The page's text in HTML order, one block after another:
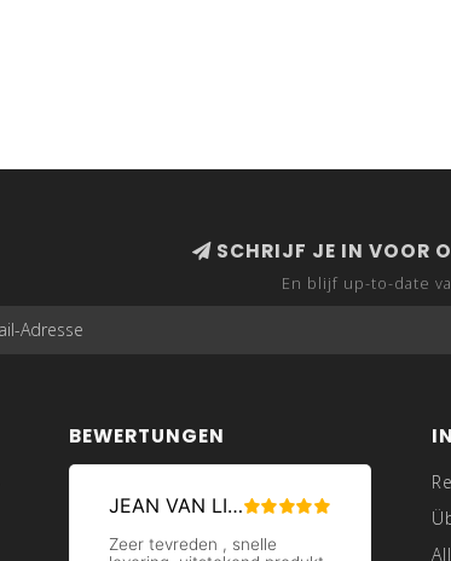
SCHRIJF JE IN VOOR
En blijf up-to-date
BEWERTUNGEN